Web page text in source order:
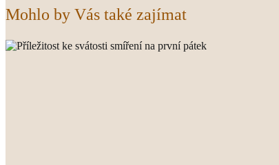
Mohlo by Vás také zajímat